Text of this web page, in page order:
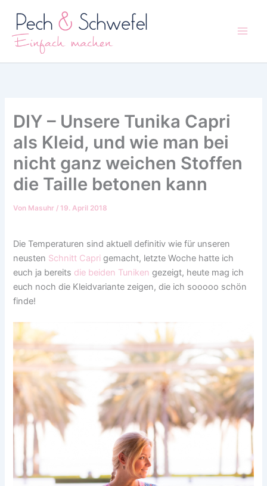
Inhalt
springen
DIY – Unsere Tunika Capri
als Kleid, und wie man bei
nicht ganz weichen Stoffen
die Taille betonen kann
Von Masuhr /19. April 2018
Die Temperaturen sind aktuell definitiv wie für unseren
neusten Schnitt Capri gemacht, letzte Woche hatte ich
euch ja bereits die beiden Tuniken gezeigt, heute mag ich
euch noch die Kleidvariante zeigen, die ich sooooo schön
finde!